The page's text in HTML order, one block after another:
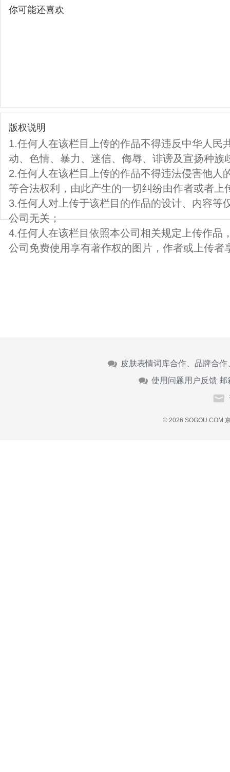
你可能还喜欢
版权说明
1.任何人在该栏目上传的作品不得违反中华人民
动、色情、暴力、迷信、侮辱、诽谤及宣扬种族
2.任何人在该栏目上传的作品不得违法侵害他人
等合法权利，由此产生的一切纠纷由作者或者上
3.任何人对上传于该栏目的作品的设计、内容等
公司无关；
4.任何人在该栏目依照本公司相关规定上传作品
公司免费使用享有著作权的图片，作者或上传者
皮肤表情词库合作、品牌合
使用问题用户反馈 邮
© 2026 SOGOU.COM